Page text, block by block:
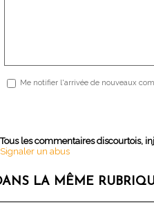
Me notifier l'arrivée de nouveaux
Tous les commentaires discourtois,
Signaler un abus
LA MÊME